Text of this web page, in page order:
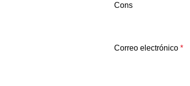
Cons
Correo electrónico *